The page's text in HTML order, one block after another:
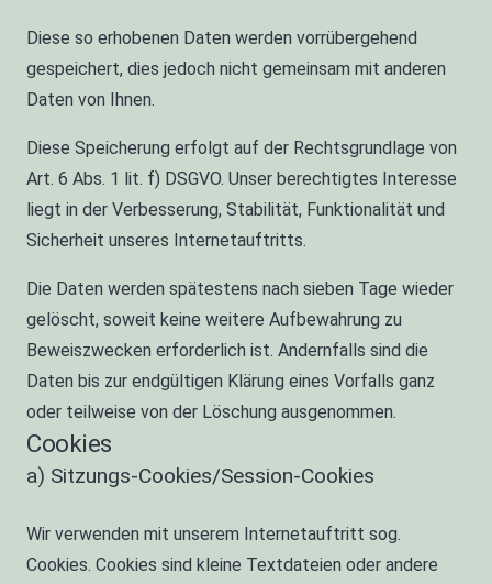
Diese so erhobenen Daten werden vorrübergehend
gespeichert, dies jedoch nicht gemeinsam mit anderen
Daten von Ihnen.
Diese Speicherung erfolgt auf der Rechtsgrundlage von
Art. 6 Abs. 1 lit. f) DSGVO. Unser berechtigtes Interesse
liegt in der Verbesserung, Stabilität, Funktionalität und
Sicherheit unseres Internetauftritts.
Die Daten werden spätestens nach sieben Tage wieder
gelöscht, soweit keine weitere Aufbewahrung zu
Beweiszwecken erforderlich ist. Andernfalls sind die
Daten bis zur endgültigen Klärung eines Vorfalls ganz
oder teilweise von der Löschung ausgenommen.
Cookies
a) Sitzungs-Cookies/Session-Cookies
Wir verwenden mit unserem Internetauftritt sog.
Cookies. Cookies sind kleine Textdateien oder andere